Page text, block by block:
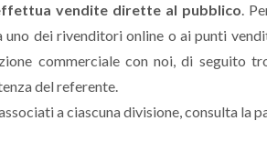
vendite dirette al pubblico.
dei rivenditori online o ai punti
commerciale con noi, di seguito
del referente.
a ciascuna divisione, consulta la